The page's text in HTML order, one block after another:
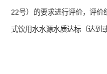
22号）的要求进行评价，评价
式饮用水水源水质达标（达到